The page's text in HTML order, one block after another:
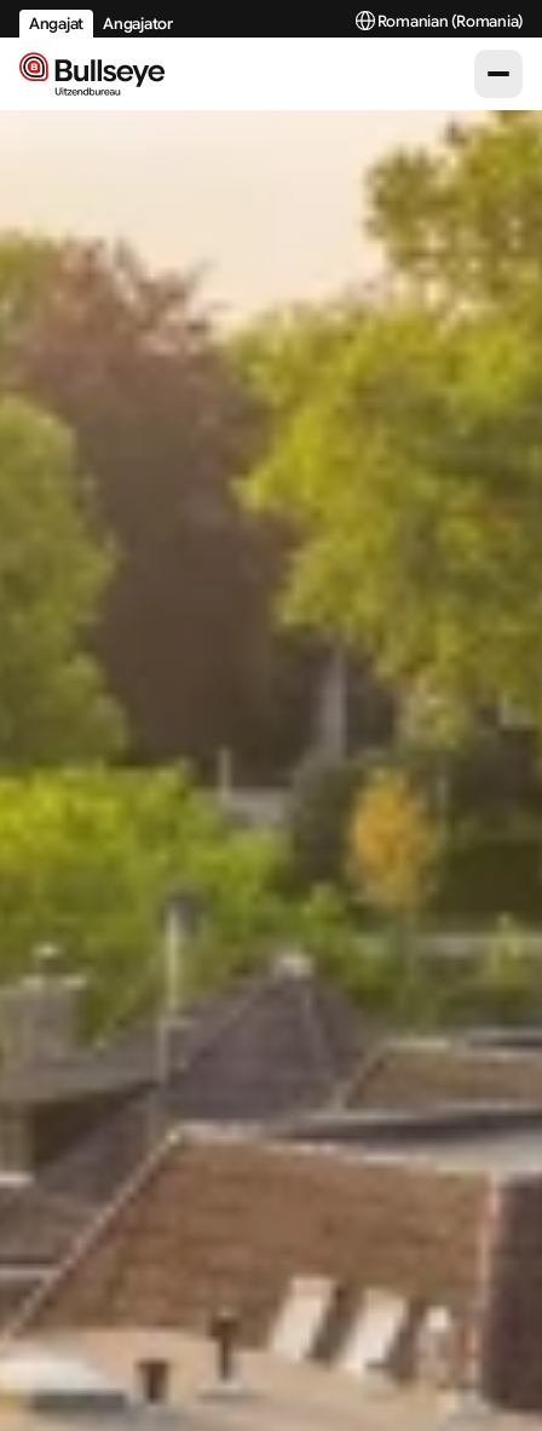
Angajat Angajator Select Language
Romanian (Romania)